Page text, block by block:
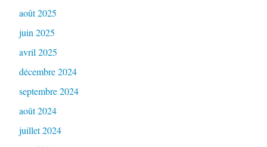
août 2025
juin 2025
avril 2025
décembre 2024
septembre 2024
août 2024
juillet 2024